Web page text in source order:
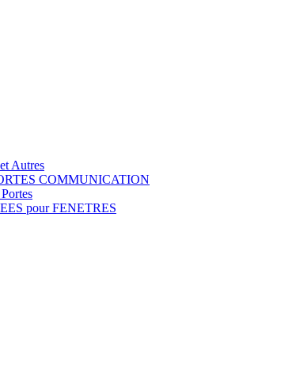
Autres
COMMUNICATION
pour FENETRES